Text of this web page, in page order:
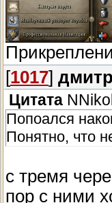
[1017]
Цитата
Попоался
Понятно, что
с тремя
пор с ними